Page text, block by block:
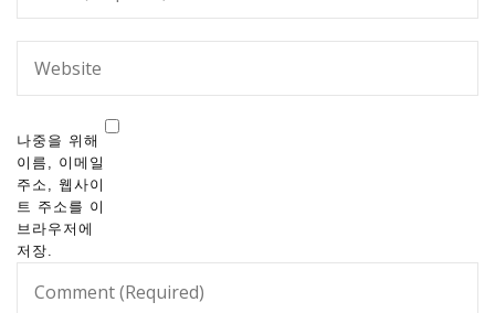
나중을 위해
이름, 이메일
주소, 웹사이
트 주소를 이
브라우저에
저장.